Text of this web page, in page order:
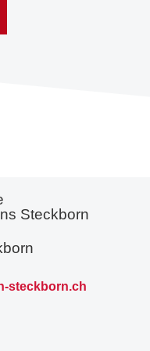
Steckborn
steckborn.ch